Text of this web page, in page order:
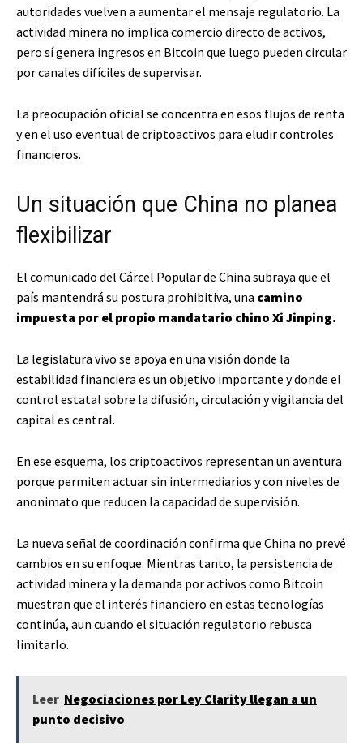
autoridades vuelven a aumentar el mensaje regulatorio. La
actividad minera no implica comercio directo de activos,
pero sí genera ingresos en Bitcoin que luego pueden circular
por canales difíciles de supervisar.
La preocupación oficial se concentra en esos flujos de renta
y en el uso eventual de criptoactivos para eludir controles
financieros.
Un situación que China no planea
flexibilizar
El comunicado del Cárcel Popular de China subraya que el
país mantendrá su postura prohibitiva, una camino
impuesta por el propio mandatario chino Xi Jinping.
La legislatura vivo se apoya en una visión donde la
estabilidad financiera es un objetivo importante y donde el
control estatal sobre la difusión, circulación y vigilancia del
capital es central.
En ese esquema, los criptoactivos representan un aventura
porque permiten actuar sin intermediarios y con niveles de
anonimato que reducen la capacidad de supervisión.
La nueva señal de coordinación confirma que China no prevé
cambios en su enfoque. Mientras tanto, la persistencia de
actividad minera y la demanda por activos como Bitcoin
muestran que el interés financiero en estas tecnologías
continúa, aun cuando el situación regulatorio rebusca
limitarlo.
Leer Negociaciones por Ley Clarity llegan a un
punto decisivo